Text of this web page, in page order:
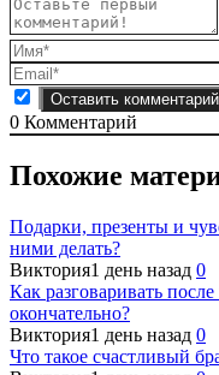
0 Комментарий
Похожие
Подарки, презенты и
ними делать?
Виктория1 день назад 0
Как разговаривать
окончательно?
Виктория1 день назад 0
Что такое счастливый